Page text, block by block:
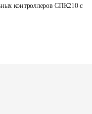
контроллеров СПК210 с